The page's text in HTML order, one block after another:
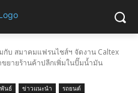
กับ สมาคมแฟรนไชส์ฯ จัดงาน Caltex
ขยายร้านค้าปลีกเพิ่มในปั๊มน้ำมัน
นธ์ ข่าวแนะนำ รถยนต์